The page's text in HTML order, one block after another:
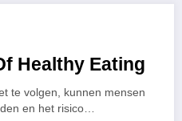
Healthy Eating
te volgen, kunnen mensen
en het risico…